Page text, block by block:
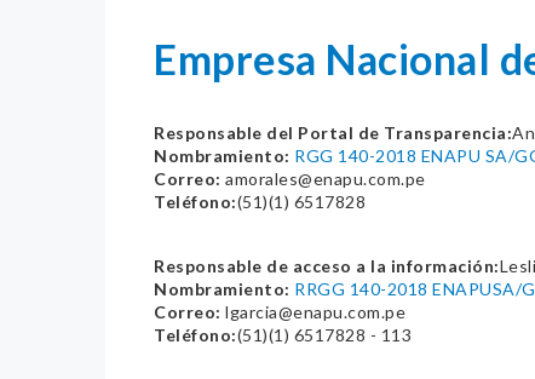
Empresa Nacional
Responsable del Portal de Transparencia:
Nombramiento: RGG 140-2018 ENAPU SA/
Correo: amorales@enapu.com.pe
Teléfono:(51)(1) 6517828
Responsable de acceso a la información:
Nombramiento: RRGG 140-2018 ENAPUSA/
Correo: lgarcia@enapu.com.pe
Teléfono:(51)(1) 6517828 - 113